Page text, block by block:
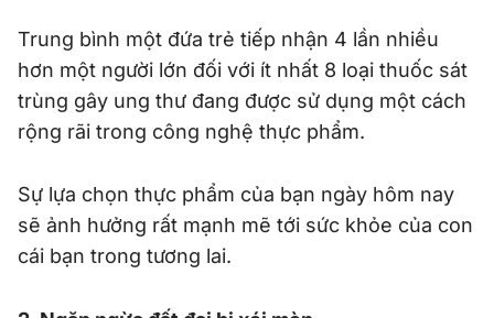
Trung bình một đứa trẻ tiếp nhận 4 lần nhiều
hơn một người lớn đối với ít nhất 8 loại thuốc sát
trùng gây ung thư đang được sử dụng một cách
rộng rãi trong công nghệ thực phẩm.
Sự lựa chọn thực phẩm của bạn ngày hôm nay
sẽ ảnh hưởng rất mạnh mẽ tới sức khỏe của con
cái bạn trong tương lai.